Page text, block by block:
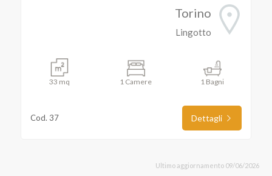
Torino
Lingotto
33 mq 1 Camere 1 Bagni
Cod. 37 Dettagli
Ultimo aggiornamento 09/06/2026